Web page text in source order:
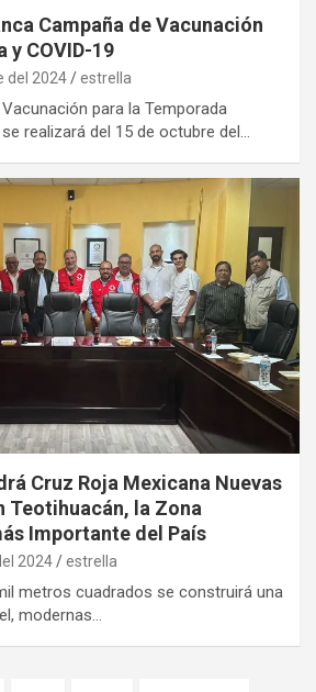
Campaña de Vacunación
y COVID-19
del 2024 estrella
para la Temporada
realizará del 15 de octubre del…
Cruz Roja Mexicana Nuevas
Teotihuacán, la Zona
Importante del País
2024 estrella
metros cuadrados se construirá una
modernas…